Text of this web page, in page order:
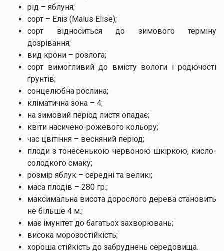
рід – яблуня;
сорт – Еліз (Malus Elise);
сорт відноситься до зимового терміну
дозрівання;
вид крони – розлога;
сорт вимогливий до вмісту вологи і родючості
ґрунтів;
сонцелюбна рослина;
кліматична зона – 4;
на зимовий період листя опадає;
квіти насичено-рожевого кольору;
час цвітіння – весняний період;
плоди з тонесенькою червоною шкіркою, кисло-
солодкого смаку;
розмір яблук – середні та великі;
маса плодів – 280 гр.;
максимальна висота дорослого дерева становить
не більше 4 м.;
має імунітет до багатьох захворювань;
висока морозостійкість;
хороша стійкість до забруднень середовища.